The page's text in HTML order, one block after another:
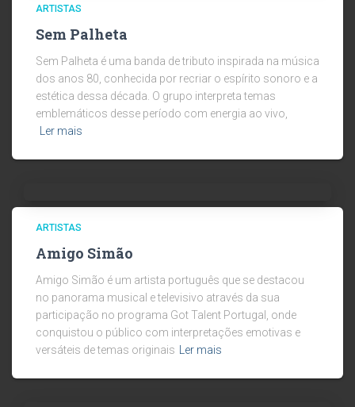
ARTISTAS
Sem Palheta
Sem Palheta é uma banda de tributo inspirada na música
dos anos 80, conhecida por recriar o espírito sonoro e a
estética dessa década. O grupo interpreta temas
emblemáticos desse período com energia ao vivo,
Ler mais
ARTISTAS
Amigo Simão
Amigo Simão é um artista português que se destacou
no panorama musical e televisivo através da sua
participação no programa Got Talent Portugal, onde
conquistou o público com interpretações emotivas e
versáteis de temas originais
Ler mais